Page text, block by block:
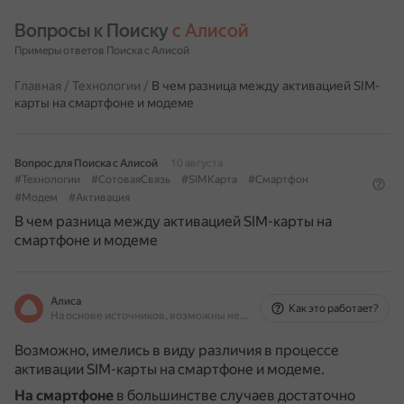
Вопросы к Поиску с Алисой
Примеры ответов Поиска с Алисой
Главная / Технологии / В чем разница между активацией SIM-
карты на смартфоне и модеме
Вопрос для Поиска с Алисой
10 августа
#Технологии
#СотоваяСвязь #SIMКарта
#Смартфон
#Модем
#Активация
В чем разница между активацией SIM-карты на
смартфоне и модеме
Алиса
На основе источников, возможны неточности
Как это работает?
Возможно, имелись в виду различия в процессе
активации SIM-карты на смартфоне и модеме.
На смартфоне в большинстве случаев достаточно